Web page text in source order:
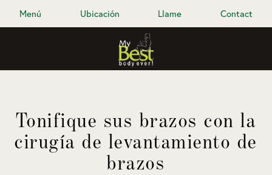
Menú Ubicación Llame Contact
Tonifique sus brazos con la
cirugía de levantamiento de
brazos